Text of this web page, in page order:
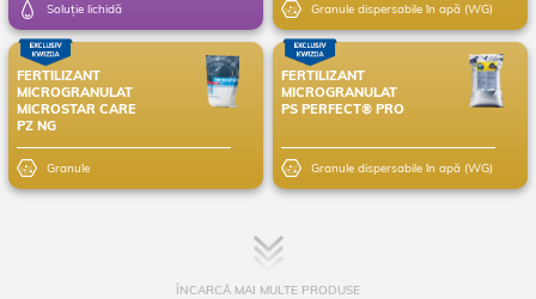
Soluție lichidă Granule dispersabile în apă (WG)
FERTILIZANT
MICROGRANULAT
MICROSTAR CARE
PZ NG
Granule
FERTILIZANT
MICROGRANULAT
PS PERFECT® PRO
Granule dispersabile în apă (WG)
ÎNCARCĂ MAI MULTE PRODUSE